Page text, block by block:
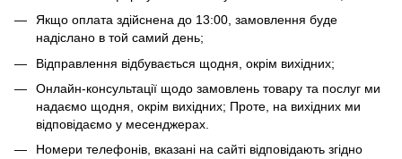
Якщо оплата здійснена до 13:00, замовлення буде
надіслано в той самий день;
Відправлення відбувається щодня, окрім вихідних;
Онлайн-консультації щодо замовлень товару та послуг ми
надаємо щодня, окрім вихідних; Проте, на вихідних ми
відповідаємо у месенджерах.
Номери телефонів, вказані на сайті відповідають згідно